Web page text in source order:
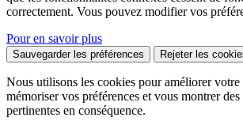
correctement. Vous pouvez modifier vos
Pour en savoir plus
Sauvegarder les préférences Rejeter les
Nous utilisons les cookies pour améliorer
mémoriser vos préférences et vous montrer
pertinentes en conséquence.